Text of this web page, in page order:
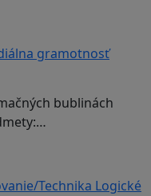
gramotnosť
bublinách
Technika Logické